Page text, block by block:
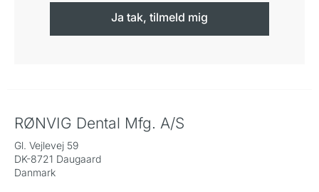
Ja tak, tilmeld mig
RØNVIG Dental Mfg. A/S
Gl. Vejlevej 59
DK-8721 Daugaard
Danmark